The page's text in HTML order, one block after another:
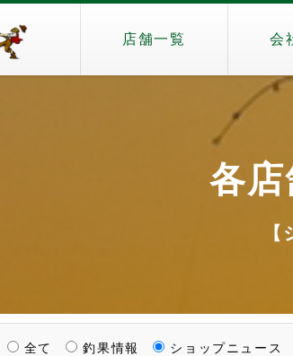
店舗一覧 会
各
全て 釣果情報 ショップニュース